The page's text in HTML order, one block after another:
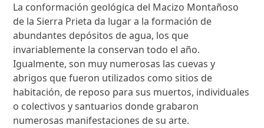
La conformación geológica del Macizo Montañoso
de la Sierra Prieta da lugar a la formación de
abundantes depósitos de agua, los que
invariablemente la conservan todo el año.
Igualmente, son muy numerosas las cuevas y
abrigos que fueron utilizados como sitios de
habitación, de reposo para sus muertos, individuales
o colectivos y santuarios donde grabaron
numerosas manifestaciones de su arte.